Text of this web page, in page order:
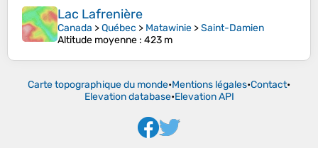
Lac Lafrenière
Canada >Québec > Matawinie >Saint-Damien
Altitude moyenne : 423 m
Carte topographique du monde•Mentions légales•Contact•
Elevation database•Elevation API